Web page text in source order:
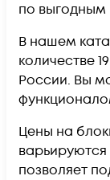
по выгодным
В нашем
количестве
России. Вы
Цены на
варьируются
позволяет